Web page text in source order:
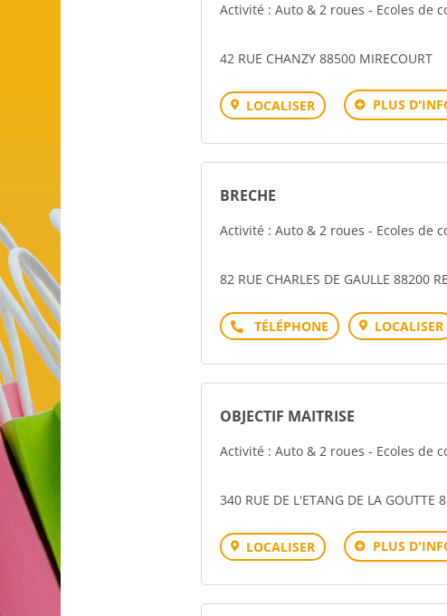
Activité : Auto & 2 roues - Ecoles de
42 RUE CHANZY 88500 MIRECOURT
LOCALISER PLUS
BRECHE
Activité : Auto & 2 roues - Ecoles de
82 RUE CHARLES DE GAULLE 88200
Téléphone LOCALISER
OBJECTIF MAITRISE
Activité : Auto & 2 roues - Ecoles de
340 RUE DE L'ETANG DE LA GOUTTE
LOCALISER PLUS